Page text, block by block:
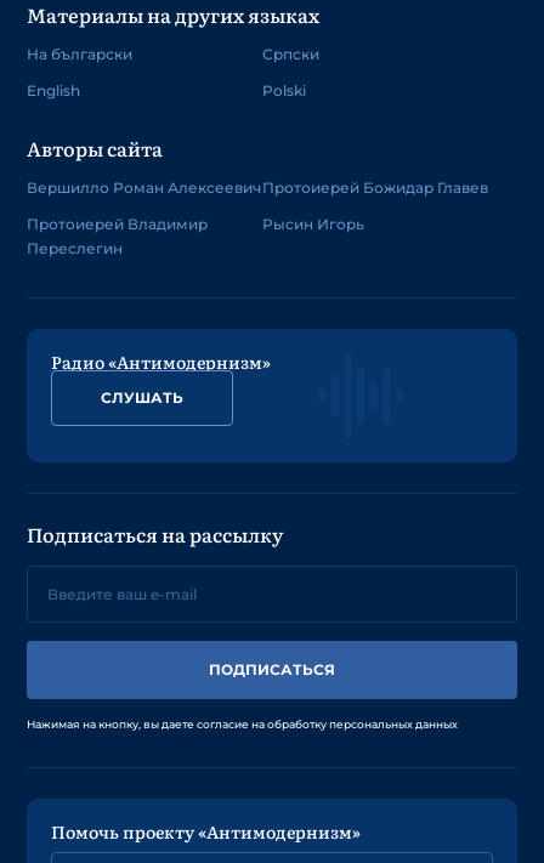
Материалы на других языках
На български
English
Српски
Polski
Авторы сайта
Вершилло Роман Алексеевич
Протоиерей Владимир
Переслегин
Протоиерей Божидар Главев
Рысин Игорь
Радио «Антимодернизм»
СЛУШАТЬ
Подписаться на рассылку
ПОДПИСАТЬСЯ
Нажимая на кнопку, вы даете согласие на обработку персональных данных
Помочь проекту «Антимодернизм»